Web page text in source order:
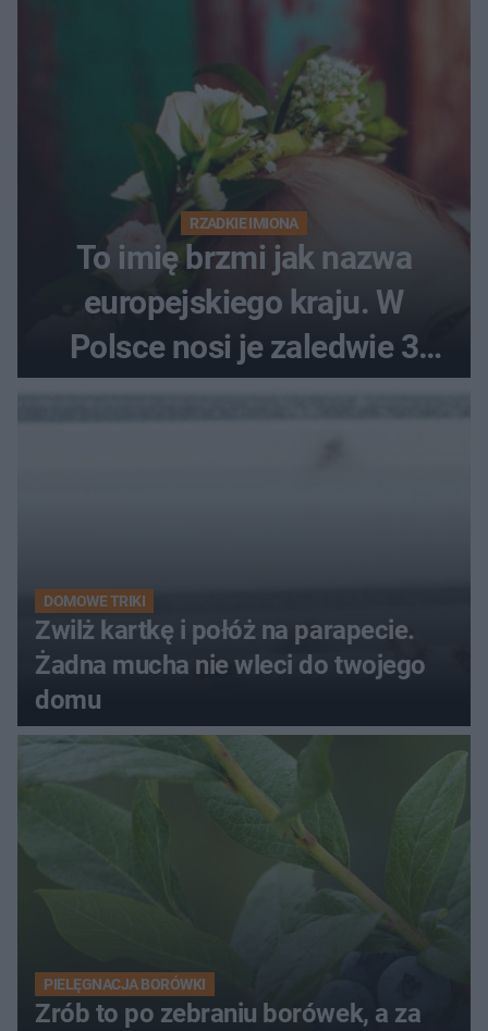
RZADKIE IMIONA
To imię brzmi jak nazwa
europejskiego kraju. W
Polsce nosi je zaledwie 3
kobiety
DOMOWE TRIKI
Zwilż kartkę i połóż na parapecie.
Żadna mucha nie wleci do twojego
domu
PIELĘGNACJA BORÓWKI
Zrób to po zebraniu borówek, a za